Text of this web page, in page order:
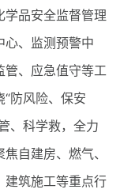
品安全监督管理
心、监测预警中
管、应急值守等工
防风险、保安
、科学救，全力
自建房、燃气、
建筑施工等重点行